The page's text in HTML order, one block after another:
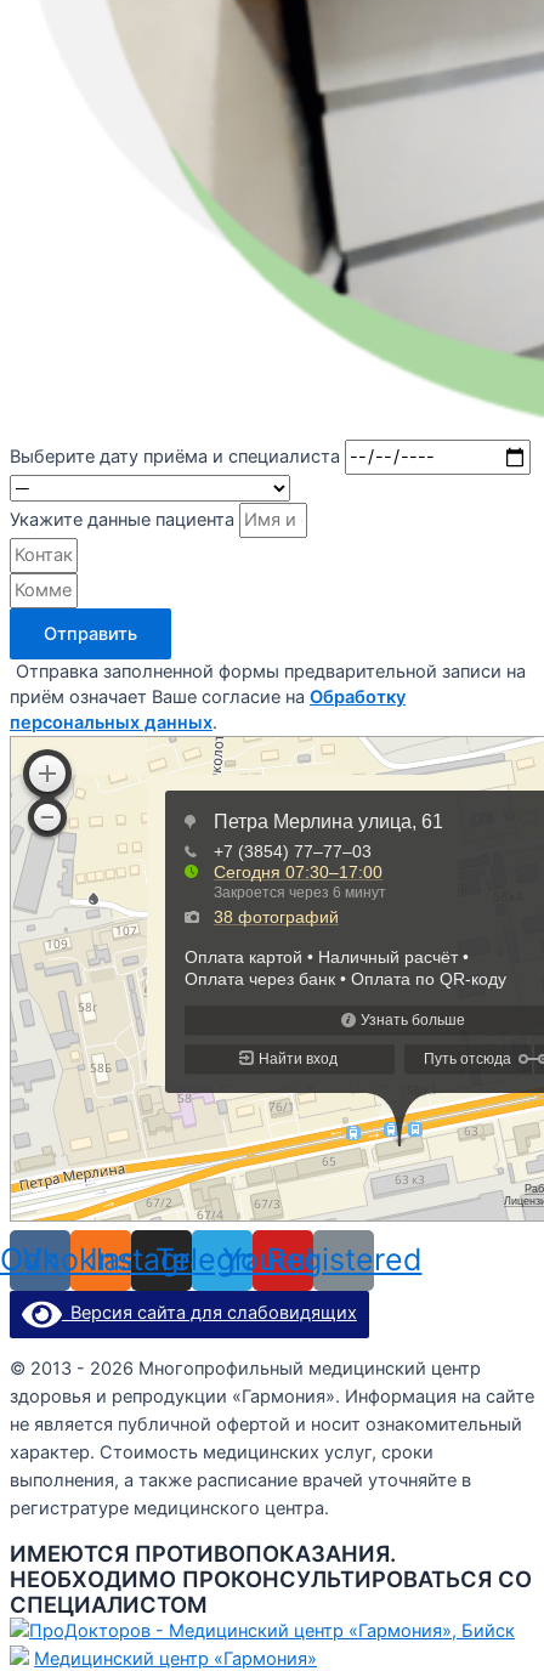
Выберите дату приёма и специалиста
Укажите данные пациента
Отправить
Отправка заполненной формы предварительной записи на
приём означает Ваше согласие на Обработку
персональных данных.
Vk
Odnoklassniki
Instagram
Telegram
Youtube
Registered
Версия сайта для слабовидящих
© 2013 - 2026 Многопрофильный медицинский центр
здоровья и репродукции «Гармония». Информация на сайте
не является публичной офертой и носит ознакомительный
характер. Стоимость медицинских услуг, сроки
выполнения, а также расписание врачей уточняйте в
регистратуре медицинского центра.
ИМЕЮТСЯ ПРОТИВОПОКАЗАНИЯ.
НЕОБХОДИМО ПРОКОНСУЛЬТИРОВАТЬСЯ СО
СПЕЦИАЛИСТОМ
Медицинский центр «Гармония»